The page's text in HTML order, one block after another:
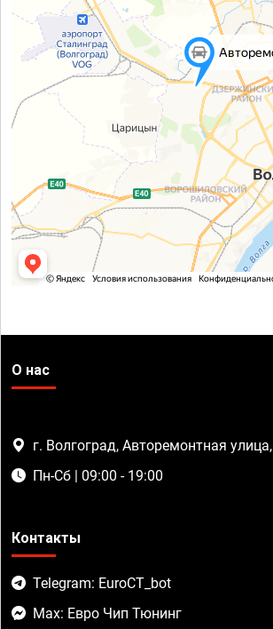
О нас
г. Волгоград, Авторемонтная
Пн-Сб | 09:00 - 19:00
Контакты
Telegram: EuroCT_bot
Max: Евро Чип Тюнинг